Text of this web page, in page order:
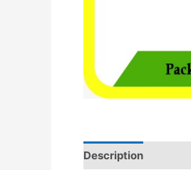
Description